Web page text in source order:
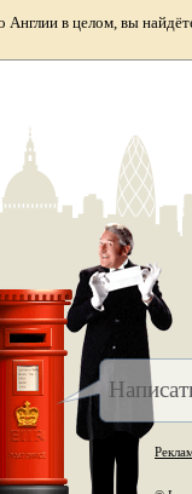
в целом, вы